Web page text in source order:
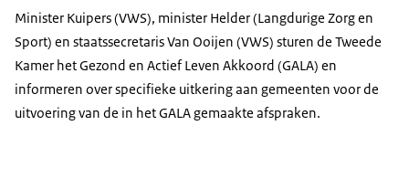
Minister Kuipers (VWS), minister Helder (Langdurige Zorg en
Sport) en staatssecretaris Van Ooijen (VWS) sturen de Tweede
Kamer het Gezond en Actief Leven Akkoord (GALA) en
informeren over specifieke uitkering aan gemeenten voor de
uitvoering van de in het GALA gemaakte afspraken.